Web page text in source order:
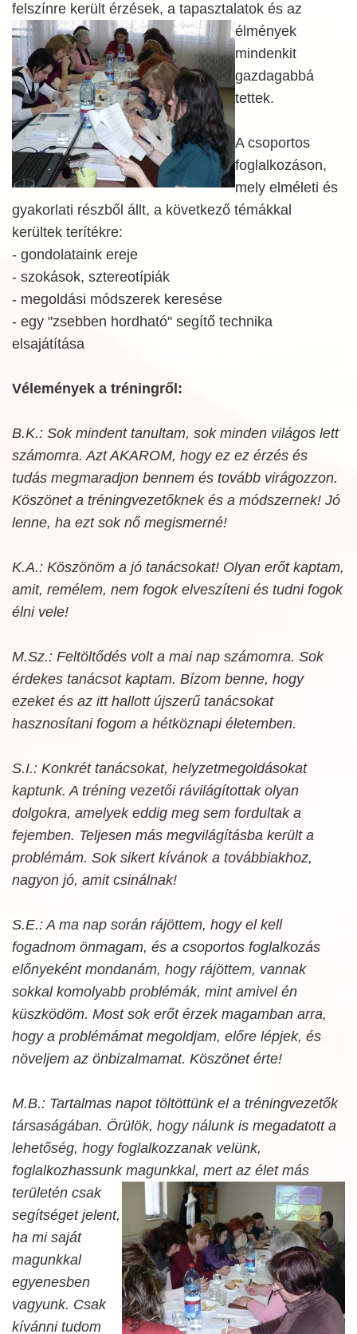
felszínre került érzések, a tapasztalatok és az
élmények
mindenkit
gazdagabbá
tettek.
A csoportos
foglalkozáson,
mely elméleti és
gyakorlati részből állt, a következő témákkal
kerültek terítékre:
- gondolataink ereje
- szokások, sztereotípiák
- megoldási módszerek keresése
- egy "zsebben hordható" segítő technika
elsajátítása
Vélemények a tréningről:
B.K.: Sok mindent tanultam, sok minden világos lett
számomra. Azt AKAROM, hogy ez ez érzés és
tudás megmaradjon bennem és tovább virágozzon.
Köszönet a tréningvezetőknek és a módszernek! Jó
lenne, ha ezt sok nő megismerné!
K.A.: Köszönöm a jó tanácsokat! Olyan erőt kaptam,
amit, remélem, nem fogok elveszíteni és tudni fogok
élni vele!
M.Sz.: Feltöltődés volt a mai nap számomra. Sok
érdekes tanácsot kaptam. Bízom benne, hogy
ezeket és az itt hallott újszerű tanácsokat
hasznosítani fogom a hétköznapi életemben.
S.I.: Konkrét tanácsokat, helyzetmegoldásokat
kaptunk. A tréning vezetői rávilágítottak olyan
dolgokra, amelyek eddig meg sem fordultak a
fejemben. Teljesen más megvilágításba került a
problémám. Sok sikert kívánok a továbbiakhoz,
nagyon jó, amit csinálnak!
S.E.: A ma nap során rájöttem, hogy el kell
fogadnom önmagam, és a csoportos foglalkozás
előnyeként mondanám, hogy rájöttem, vannak
sokkal komolyabb problémák, mint amivel én
küszködöm. Most sok erőt érzek magamban arra,
hogy a problémámat megoldjam, előre lépjek, és
növeljem az önbizalmamat. Köszönet érte!
M.B.: Tartalmas napot töltöttünk el a tréningvezetők
társaságában. Örülök, hogy nálunk is megadatott a
lehetőség, hogy foglalkozzanak velünk,
foglalkozhassunk magunkkal, mert az élet más
területén csak
segítséget jelent,
ha mi saját
magunkkal
egyenesben
vagyunk. Csak
kívánni tudom